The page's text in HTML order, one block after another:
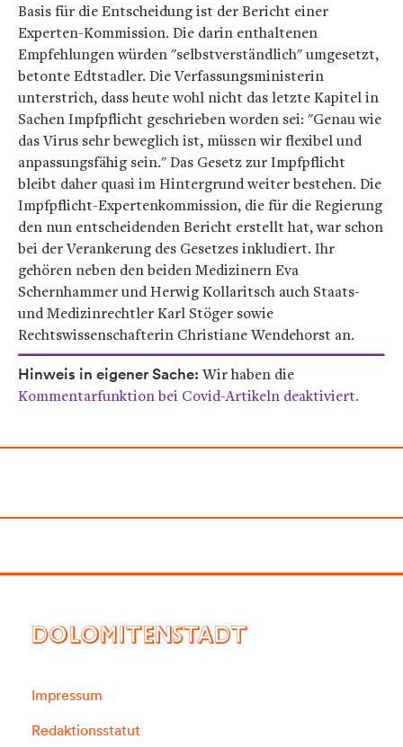
Basis für die Entscheidung ist der Bericht einer
Experten-Kommission. Die darin enthaltenen
Empfehlungen würden "selbstverständlich" umgesetzt,
betonte Edtstadler. Die Verfassungsministerin
unterstrich, dass heute wohl nicht das letzte Kapitel in
Sachen Impfpflicht geschrieben worden sei: "Genau wie
das Virus sehr beweglich ist, müssen wir flexibel und
anpassungsfähig sein." Das Gesetz zur Impfpflicht
bleibt daher quasi im Hintergrund weiter bestehen. Die
Impfpflicht-Expertenkommission, die für die Regierung
den nun entscheidenden Bericht erstellt hat, war schon
bei der Verankerung des Gesetzes inkludiert. Ihr
gehören neben den beiden Medizinern Eva
Schernhammer und Herwig Kollaritsch auch Staats-
und Medizinrechtler Karl Stöger sowie
Rechtswissenschafterin Christiane Wendehorst an.
Hinweis in eigener Sache:Wir haben die
Kommentarfunktion bei Covid-Artikeln deaktiviert.
DOLOMITENSTADT
Impressum
Redaktionsstatut